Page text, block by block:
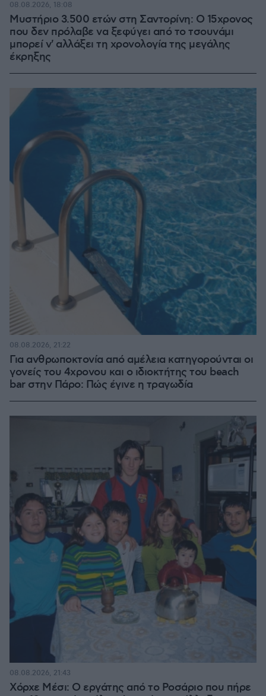
Μυστήριο 3.500 ετών στη Σαντορίνη: Ο 15χρονος
που δεν πρόλαβε να ξεφύγει από το τσουνάμι
μπορεί ν' αλλάξει τη χρονολογία της μεγάλης
έκρηξης
08.08.2026, 18:08
Για ανθρωποκτονία από αμέλεια κατηγορούνται οι
γονείς του 4χρονου και ο ιδιοκτήτης του beach
bar στην Πάρο: Πώς έγινε η τραγωδία
08.08.2026, 21:22
Χόρχε Μέσι: Ο εργάτης από το Ροσάριο που πήρε
08.08.2026, 21:43